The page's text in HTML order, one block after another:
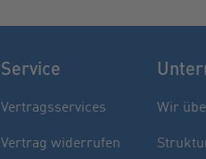
Service
Vertragsservices
Vertrag widerrufen
Wir